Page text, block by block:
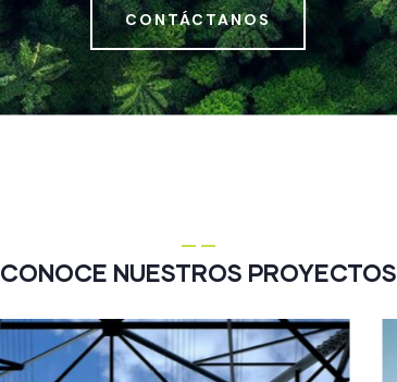
CONTÁCTANOS
CONOCE NUESTROS PROYECTOS